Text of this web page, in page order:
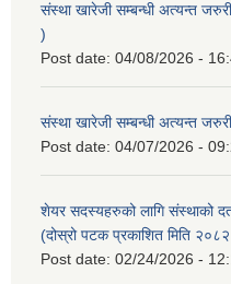
संस्था खारेजी सम्बन्धी अत्यन्त
)
Post date: 04/08/2026 -
संस्था खारेजी सम्बन्धी अत्यन्त
Post date: 04/07/2026 -
शेयर सदस्यहरुको लागि संस्थाको
(दोस्रो पटक प्रकाशित मिति
Post date: 02/24/2026 -